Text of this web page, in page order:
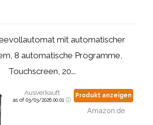
mit automatischer
8 automatische Programme,
Touchscreen, 20...
Ausverkauft
as of 03/03/2026 00:01
Produkt anzeigen
Amazon.de